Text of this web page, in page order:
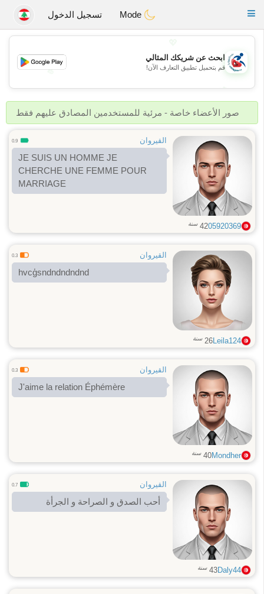
Handi Space
Toggle
تسجيل الدخول
💖
💕
💕
ابحث عن شريكك المثالي
قم بتحميل تطبيق التعارف الآن!
صور الأعضاء خاصة - مرئية للمستخدمين المصادق عليهم فقط
القيروان 0.9
JE SUIS UN HOMME JE
CHERCHE UNE FEMME POUR
MARRIAGE
05920369
42 سنة
القيروان 0.3
hvcģsndndndndnd
Leila124
26 سنة
القيروان 0.3
J'aime la relation Éphémère
Mondher
40 سنة
القيروان 0.7
أحب الصدق و الصراحة و الجرأة
Daly44
43 سنة